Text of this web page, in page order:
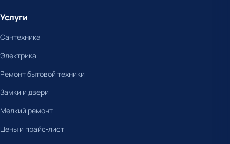
Услуги
Сантехника
Электрика
Ремонт бытовой техники
Замки и двери
Мелкий ремонт
Цены и прайс-лист